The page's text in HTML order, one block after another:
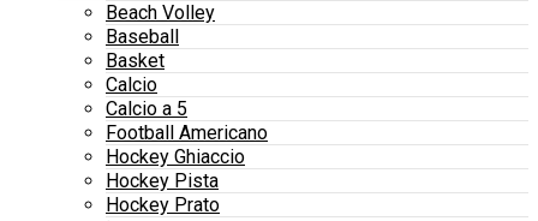
Beach Volley
Baseball
Basket
Calcio
Calcio a 5
Football Americano
Hockey Ghiaccio
Hockey Pista
Hockey Prato